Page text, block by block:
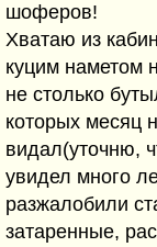
шоферов!
Хватаю из
куцим наметом
не столько
которых месяц
видал(уточню,
увидел много
разжалобили
затаренные,